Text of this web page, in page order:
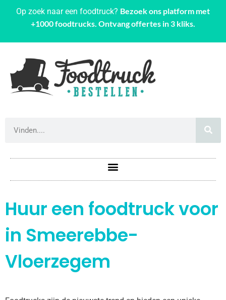
Op zoek naar een foodtruck? Bezoek ons platform met
+1000 foodtrucks. Ontvang offertes in 3 kliks.
Huur een foodtruck voor
in Smeerebbe-
Vloerzegem